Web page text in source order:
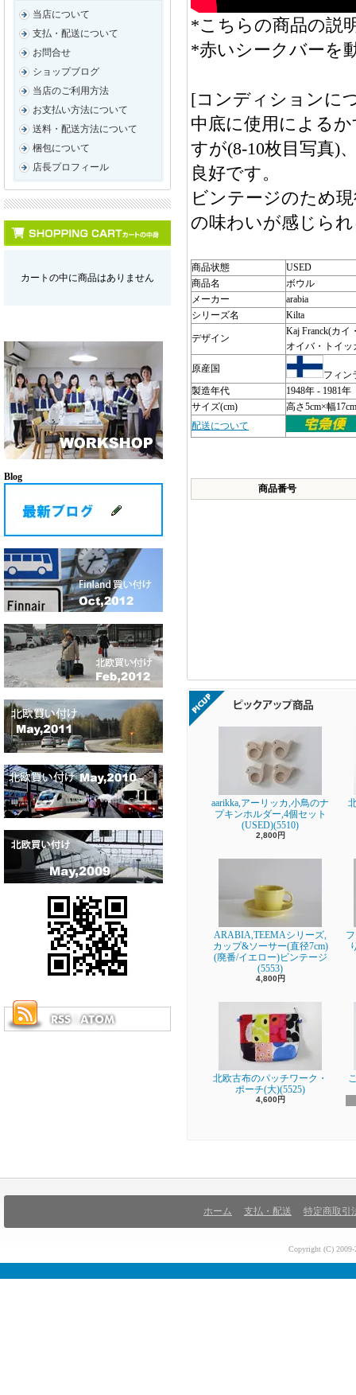
当店について
支払・配送について
お問合せ
ショップブログ
当店のご利用方法
お支払い方法について
送料・配送方法について
梱包について
店長プロフィール
カートの中に商品はありません
Blog
*こちらの商品の説
*赤いシークバーを
[コンディションに
中底に使用による
すが(8-10枚目写真)
良好です。
ビンテージのため
の味わいが感じら
商品状態
USED
商品名
ボウル
メーカー
arabia
シリーズ名
Kilta
デザイン
Kaj Franck(カイ
オイバ・トイ
原産国
フィン
製造年代
1948年 - 1981年
サイズ(cm)
高さ5cm×幅
配送について
商品番号
aarikka,アーリッカ,小鳥のナ
プキンホルダー,4個セット
(USED)(5510)
2,800円
ARABIA,TEEMAシリーズ,
カップ&ソーサー(直径7cm)
(廃番/イエロー)ビンテージ
(5553)
4,800円
北欧古布のパッチワーク・
ポーチ(大)(5525)
4,600円
ホーム 支払・配送 特定商取引
Copyright (C)